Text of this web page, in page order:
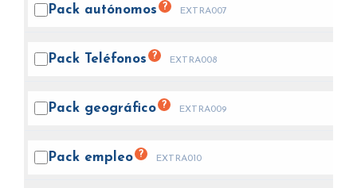
Pack autónomos ? EXTRA007
Pack Teléfonos ? EXTRA008
Pack geográfico ? EXTRA009
Pack empleo ? EXTRA010